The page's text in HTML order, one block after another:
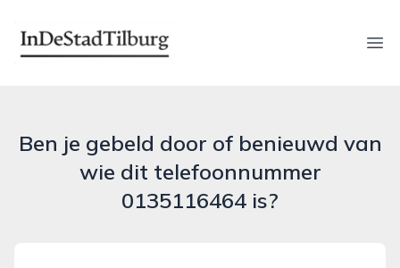
indestadtilburg.nl
Ben je gebeld door of benieuwd van
wie dit telefoonnummer
0135116464 is?